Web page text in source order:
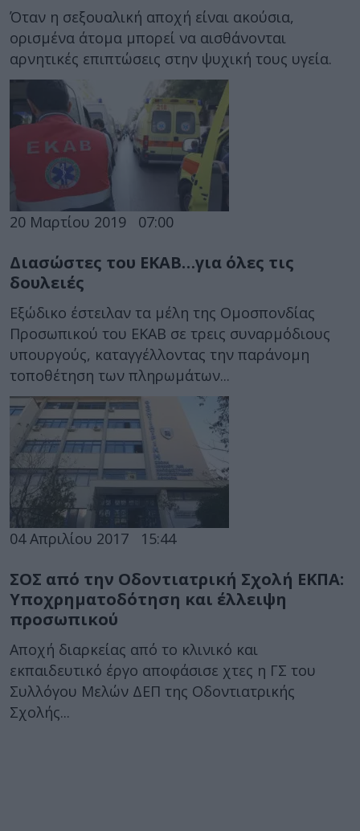
Όταν η σεξουαλική αποχή είναι ακούσια,
ορισμένα άτομα μπορεί να αισθάνονται
αρνητικές επιπτώσεις στην ψυχική τους υγεία.
20 Μαρτίου 2019 07:00
Διασώστες του ΕΚΑΒ…για όλες τις
δουλειές
Εξώδικο έστειλαν τα μέλη της Ομοσπονδίας
Προσωπικού του ΕΚΑΒ σε τρεις συναρμόδιους
υπουργούς, καταγγέλλοντας την παράνομη
τοποθέτηση των πληρωμάτων...
04 Απριλίου 2017 15:44
ΣΟΣ από την Οδοντιατρική Σχολή ΕΚΠΑ:
Υποχρηματοδότηση και έλλειψη
προσωπικού
Αποχή διαρκείας από το κλινικό και
εκπαιδευτικό έργο αποφάσισε χτες η ΓΣ του
Συλλόγου Μελών ΔΕΠ της Οδοντιατρικής
Σχολής...